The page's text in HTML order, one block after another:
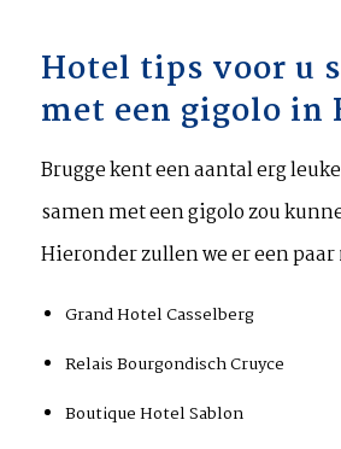
Hotel tips voor u
met een gigolo in
Brugge kent een aantal erg
samen met een gigolo zou
Hieronder zullen we er een
Grand Hotel Casselberg
Relais Bourgondisch Cruyce
Boutique Hotel Sablon